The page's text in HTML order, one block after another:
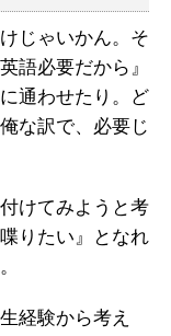
じゃいかん。そ
語必要だから』
通わせたり。ど
な訳で、必要じ
けてみようと考
りたい』となれ
経験から考え